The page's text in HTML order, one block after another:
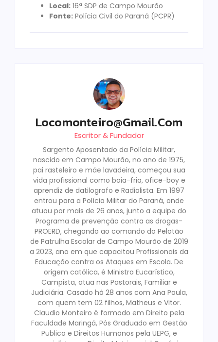
Local: 16ª SDP de Campo Mourão
Fonte: Polícia Civil do Paraná (PCPR)
Locomonteiro@gmail.com
Escritor & Fundador
Sargento Aposentado da Polícia Militar,
nascido em Campo Mourão, no ano de 1975,
pai rasteleiro e mãe lavadeira, começou sua
vida profissional como boia-fria, ofice-boy e
aprendiz de datilografo e Radialista. Em 1997
entrou para a Polícia Militar do Paraná, onde
atuou por mais de 26 anos, junto a equipe do
Programa de prevenção contra as drogas-
PROERD, chegando ao comando do Pelotão
de Patrulha Escolar de Campo Mourão de 2019
a 2023, ano em que capacitou Profissionais da
Educação contra os Ataques em Escola. De
origem católica, é Ministro Eucarístico,
Campista, atua nas Pastorais, Familiar e
Judiciária. Casado há 28 anos com Ana Paula,
com quem tem 02 filhos, Matheus e Vitor.
Claudio Monteiro é formado em Direito pela
Faculdade Maringá, Pós Graduado em Gestão
Publica e Direitos Humanos pela UEPG, e